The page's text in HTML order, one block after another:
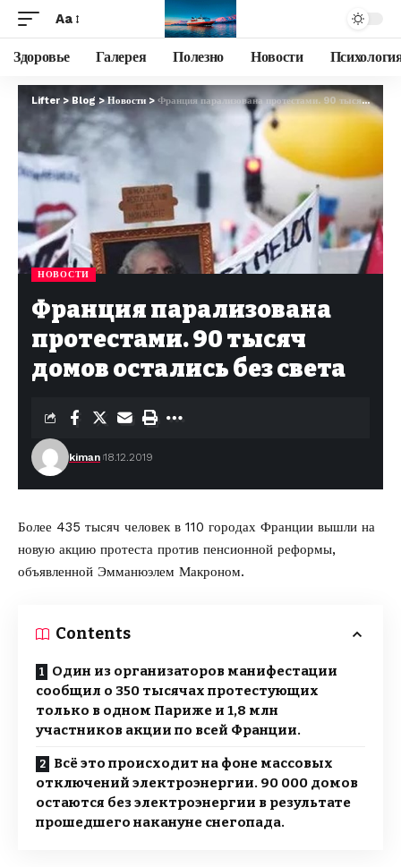
Aa
Здоровье Галерея Полезно Новости
Lifter>Blog>Новости>Франция парализована протестами. 90 тысяч домов остались без света
НОВОСТИ
Франция парализована
протестами. 90 тысяч
домов остались без света
kiman 18.12.2019
Более 435 тысяч человек в 110 городах Франции вышли на
новую акцию протеста против пенсионной реформы,
объявленной Эмманюэлем Макроном.
Contents
Один из организаторов манифестации
сообщил о 350 тысячах протестующих
только в одном Париже и 1,8 млн
участников акции по всей Франции.
Всё это происходит на фоне массовых
отключений электроэнергии. 90 000 домов
остаются без электроэнергии в результате
прошедшего накануне снегопада.